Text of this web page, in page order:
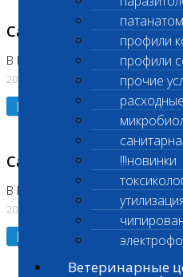
профили
профили
прочие
!!!новинки
Ветеринарные
Санитарные дни
В Коломне 24.07.2026 и
20.07.2026
Подробнее
Санитарный день
В Бутово 21.07.2026
20.07.2026
Подробнее